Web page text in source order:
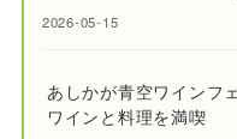
2026-05-15
あしかが青空ワイン
ワインと料理を満喫